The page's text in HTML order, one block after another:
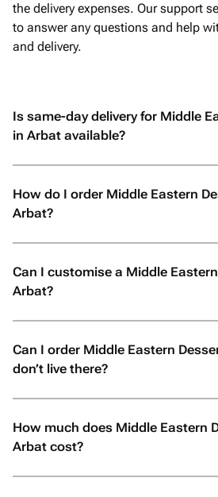
переписали от руки. Папа был
счастлив, и для меня это самое
главное. Огромное спасибо за
рекомендую! Если вы хотите
своим близким не просто
выполнено с любовью и
смело обращайтесь именно
the delivery expenses. Our support
to answer any questions and help
and delivery.
Is same-day delivery for Middle
in Arbat available?
How do I order Middle Eastern
Arbat?
Can I customise a Middle
Arbat?
Can I order Middle Eastern
don’t live there?
How much does Middle Eastern
Arbat cost?